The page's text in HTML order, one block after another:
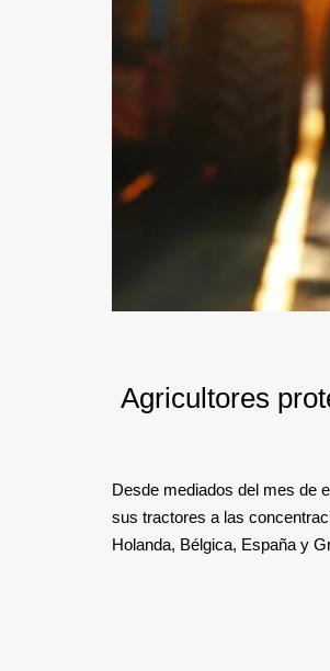
Agricultores
Desde mediados del mes de
sus tractores a las
Holanda, Bélgica, España y